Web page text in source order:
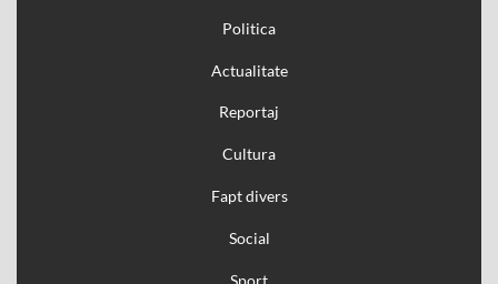
Politica
Actualitate
Reportaj
Cultura
Fapt divers
Social
Sport